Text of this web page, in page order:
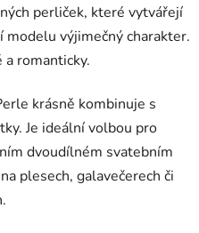
perliček, které vytvářejí
výjimečný charakter.
a romanticky.
krásně kombinuje s
Je ideální volbou pro
dvoudílném svatebním
plesech, galavečerech či